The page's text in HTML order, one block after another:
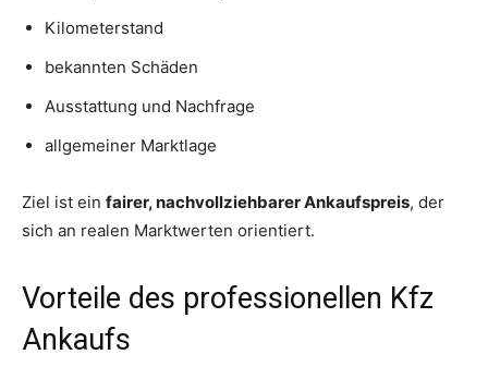
Kilometerstand
bekannten Schäden
Ausstattung und Nachfrage
allgemeiner Marktlage
Ziel ist ein fairer, nachvollziehbarer Ankaufspreis, der
sich an realen Marktwerten orientiert.
Vorteile des professionellen Kfz
Ankaufs